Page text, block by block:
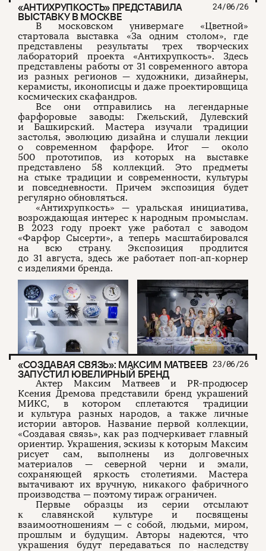
«АНТИХРУПКОСТЬ» ПРЕДСТАВИЛА
ВЫСТАВКУ В МОСКВЕ
24/06/26
В московском универмаге «Цветной»
стартовала выставка «За одним столом», где
представлены результаты трех творческих
лабораторий проекта «Антихрупкость». Здесь
представлены работы от 31 современного автора
из разных регионов — художники, дизайнеры,
керамисты, иконописцы и даже проектировщица
космических скафандров.
Все они отправились на легендарные
фарфоровые заводы: Гжельский, Дулевский
и Башкирский. Мастера изучали традиции
застолья, эволюцию дизайна и слушали лекции
о современном фарфоре. Итог — около
500 прототипов, из которых на выставке
представлено 58 коллекций. Это предметы
на стыке традиции и современности, культуры
и повседневности. Причем экспозиция будет
регулярно обновляться.
«Антихрупкость» — уральская инициатива,
возрождающая интерес к народным промыслам.
В 2023 году проект уже работал с заводом
«Фарфор Сысерти», а теперь масштабировался
на всю страну. Экспозиция продлится
до 31 августа, здесь же работает поп-ап-корнер
с изделиями бренда.
«СОЗДАВАЯ СВЯЗЬ»: МАКСИМ МАТВЕЕВ
ЗАПУСТИЛ ЮВЕЛИРНЫЙ БРЕНД
23/06/26
Актер Максим Матвеев и PR-продюсер
Ксения Дремова представили бренд украшений
МИКС, в котором сплетаются традиции
и культура разных народов, а также личные
истории авторов. Название первой коллекции,
«Создавая связь», как раз подчеркивает главный
ориентир. Украшения, эскизы к которым Максим
рисует сам, выполнены из долговечных
материалов — северной черни и эмали,
сохраняющей яркость столетиями. Мастера
вытачивают их вручную, никакого фабричного
производства — поэтому тираж ограничен.
Первые образцы из серии отсылают
к славянской культуре и посвящены
взаимоотношениям — с собой, людьми, миром,
прошлым и будущим. Авторы надеются, что
украшения будут передаваться по наследству